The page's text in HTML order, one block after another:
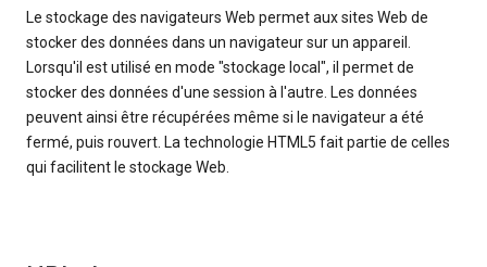
Le stockage des navigateurs Web permet aux sites Web de
stocker des données dans un navigateur sur un appareil.
Lorsqu'il est utilisé en mode "stockage local", il permet de
stocker des données d'une session à l'autre. Les données
peuvent ainsi être récupérées même si le navigateur a été
fermé, puis rouvert. La technologie HTML5 fait partie de celles
qui facilitent le stockage Web.